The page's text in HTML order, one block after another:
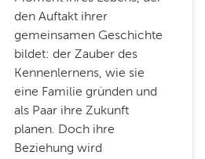
den Auftakt ihrer
gemeinsamen Geschichte
bildet: der Zauber des
Kennenlernens, wie sie
eine Familie gründen und
als Paar ihre Zukunft
planen. Doch ihre
Beziehung wird